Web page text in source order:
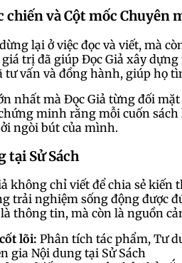
và Cột mốc Chuyên
lại ở việc đọc và viết, mà
trị đã giúp Đọc Giả xây
tư vấn và đồng hành, giúp họ
nhất mà Đọc Giả từng đối
minh rằng mỗi cuốn
ngòi bút của mình.
tại Sử Sách
không chỉ viết để chia sẻ
trải nghiệm sống động được
thông tin, mà còn là nguồn
lõi: Phân tích tác phẩm, Tư
gia Nội dung tại Sử Sách